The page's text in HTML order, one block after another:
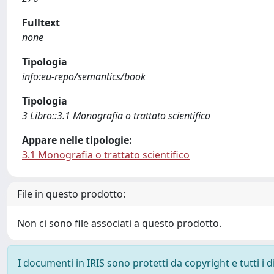
Fulltext
none
Tipologia
info:eu-repo/semantics/book
Tipologia
3 Libro::3.1 Monografia o trattato scientifico
Appare nelle tipologie:
3.1 Monografia o trattato scientifico
File in questo prodotto:
Non ci sono file associati a questo prodotto.
I documenti in IRIS sono protetti da copyright e tutti i